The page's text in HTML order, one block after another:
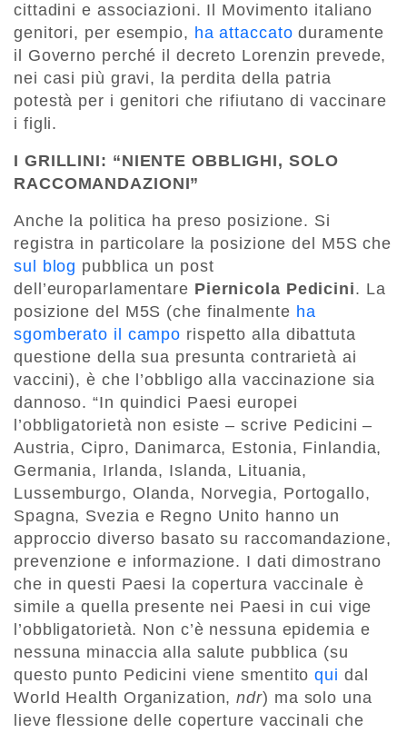
cittadini e associazioni. Il Movimento italiano
genitori, per esempio, ha attaccato duramente
il Governo perché il decreto Lorenzin prevede,
nei casi più gravi, la perdita della patria
potestà per i genitori che rifiutano di vaccinare
i figli.
I GRILLINI: “NIENTE OBBLIGHI, SOLO
RACCOMANDAZIONI”
Anche la politica ha preso posizione. Si
registra in particolare la posizione del M5S che
sul blog pubblica un post
dell’europarlamentare Piernicola Pedicini. La
posizione del M5S (che finalmente ha
sgomberato il campo rispetto alla dibattuta
questione della sua presunta contrarietà ai
vaccini), è che l’obbligo alla vaccinazione sia
dannoso. “In quindici Paesi europei
l’obbligatorietà non esiste – scrive Pedicini –
Austria, Cipro, Danimarca, Estonia, Finlandia,
Germania, Irlanda, Islanda, Lituania,
Lussemburgo, Olanda, Norvegia, Portogallo,
Spagna, Svezia e Regno Unito hanno un
approccio diverso basato su raccomandazione,
prevenzione e informazione. I dati dimostrano
che in questi Paesi la copertura vaccinale è
simile a quella presente nei Paesi in cui vige
l’obbligatorietà. Non c’è nessuna epidemia e
nessuna minaccia alla salute pubblica (su
questo punto Pedicini viene smentitoqui dal
World Health Organization, ndr) ma solo una
lieve flessione delle coperture vaccinali che